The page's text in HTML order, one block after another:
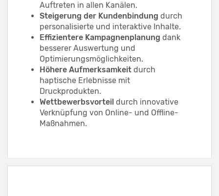
Auftreten in allen Kanälen.
Steigerung der Kundenbindung durch
personalisierte und interaktive Inhalte.
Effizientere Kampagnenplanung dank
besserer Auswertung und
Optimierungsmöglichkeiten.
Höhere Aufmerksamkeit durch
haptische Erlebnisse mit
Druckprodukten.
Wettbewerbsvorteil durch innovative
Verknüpfung von Online- und Offline-
Maßnahmen.